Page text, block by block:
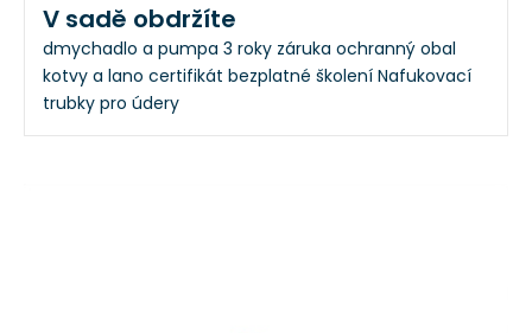
V sadě obdržíte
dmychadlo a pumpa 3 roky záruka ochranný obal
kotvy a lano certifikát bezplatné školení Nafukovací
trubky pro údery